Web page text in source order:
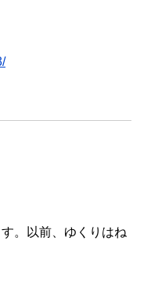
。以前、ゆくりはね